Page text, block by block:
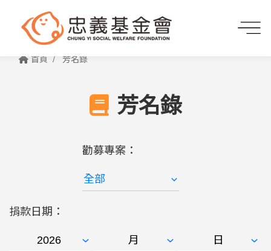
首頁 芳名錄
芳名錄
勸募專案：
捐款日期：